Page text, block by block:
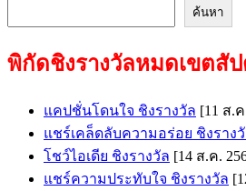
ค้นหา
พิกัดชิงรางวัลหมดเขตสั
แคปชั่นโดนใจ ชิงรางวัล [11 ส.
แชร์เคล็ดลับความอร่อย ชิงราง
โชว์ไอเดีย ชิงรางวัล [14 ส.ค.
แชร์ความประทับใจ ชิงรางวัล